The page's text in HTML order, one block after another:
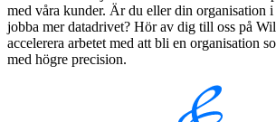
med våra kunder. Är du eller din organisation
jobba mer datadrivet? Hör av dig till oss på
accelerera arbetet med att bli en organisation
med högre precision.